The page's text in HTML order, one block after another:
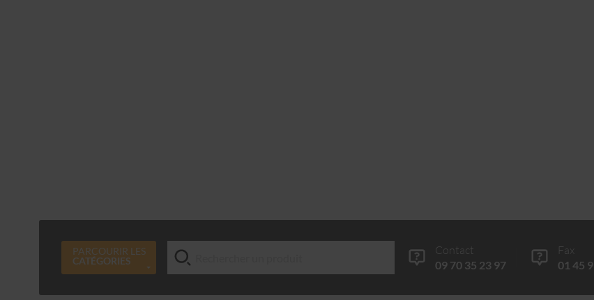
PARCOURIR LES
CATÉGORIES
Contact
09 70 35 23 97
Fax
01 45